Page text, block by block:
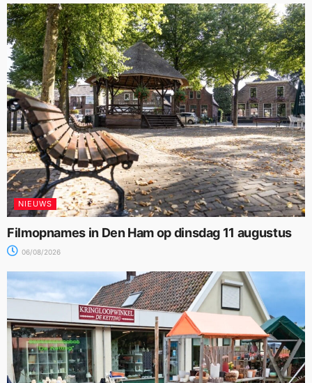
NIEUWS
Filmopnames in Den Ham op dinsdag 11 augustus
06/08/2026